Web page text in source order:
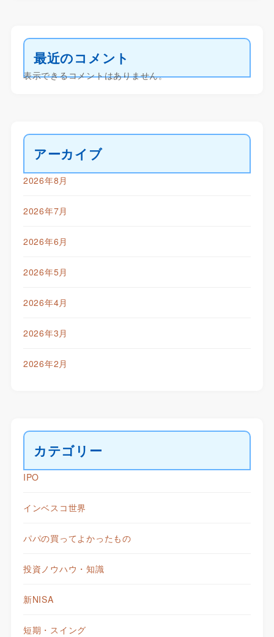
最近のコメント
表示できるコメントはありません。
アーカイブ
2026年8月
2026年7月
2026年6月
2026年5月
2026年4月
2026年3月
2026年2月
カテゴリー
IPO
インベスコ世界
パパの買ってよかったもの
投資ノウハウ・知識
新NISA
短期・スイング